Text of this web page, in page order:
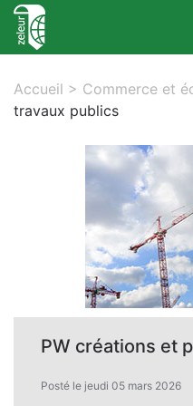
Accueil > Commerce et
travaux publics
PW créations et
Posté le jeudi 05 mars 2026